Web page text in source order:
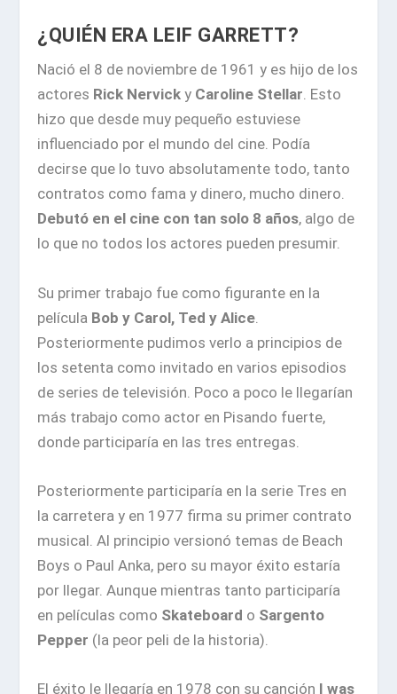
¿QUIÉN ERA LEIF GARRETT?
Nació el 8 de noviembre de 1961 y es hijo de los
actores Rick Nervick y Caroline Stellar. Esto
hizo que desde muy pequeño estuviese
influenciado por el mundo del cine. Podía
decirse que lo tuvo absolutamente todo, tanto
contratos como fama y dinero, mucho dinero.
Debutó en el cine con tan solo 8 años, algo de
lo que no todos los actores pueden presumir.
Su primer trabajo fue como figurante en la
película Bob y Carol, Ted y Alice
Posteriormente pudimos verlo a principios de
los setenta como invitado en varios episodios
de series de televisión. Poco a poco le llegarían
más trabajo como actor en Pisando fuerte,
donde participaría en las tres entregas.
Posteriormente participaría en la serie Tres en
la carretera y en 1977 firma su primer contrato
musical. Al principio versionó temas de Beach
Boys o Paul Anka, pero su mayor éxito estaría
por llegar. Aunque mientras tanto participaría
en películas como Skateboard o Sargento
Pepper (la peor peli de la historia).
El éxito le llegaría en 1978 con su canción I was